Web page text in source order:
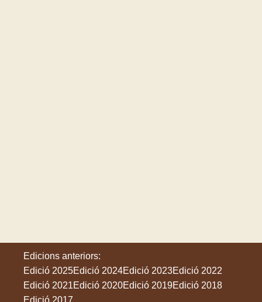
Edicions anteriors:
Edició 2025Edició 2024Edició 2023Edició 2022
Edició 2021Edició 2020Edició 2019Edició 2018
Edició 2017